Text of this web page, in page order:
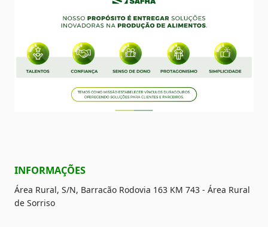
INFORMAÇÕES
Área Rural, S/N, Barracão Rodovia 163 KM 743 - Área Rural
de Sorriso